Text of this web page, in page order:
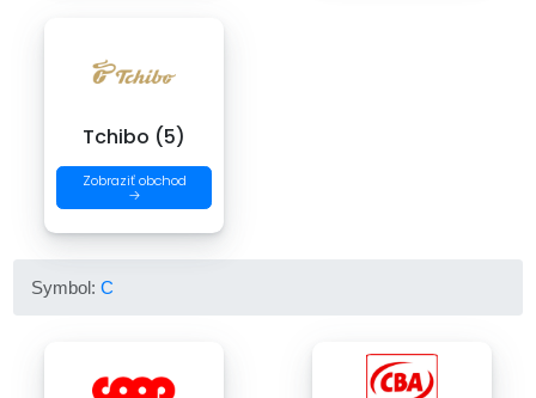
Tchibo (5)
Zobraziť obchod
→
Symbol:C